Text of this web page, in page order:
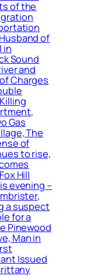
of the
of
in
Sound
and
Charges
Gas
The
of
to rise,
Hill
evening –
a suspect
for a
Pinewood
Man in
Issued